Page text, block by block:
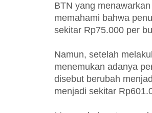
BTN yang
memahami bahwa
sekitar Rp75.000 per
Namun, setelah
menemukan adanya
disebut berubah
menjadi sekitar